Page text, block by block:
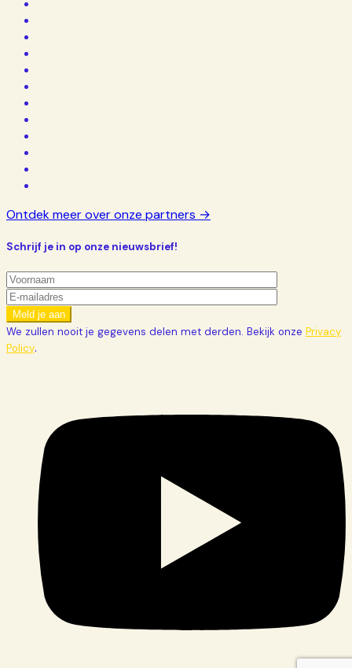
Ontdek meer over onze partners →
Schrijf je in op onze nieuwsbrief!
We zullen nooit je gegevens delen met derden. Bekijk onze Privacy
Policy.